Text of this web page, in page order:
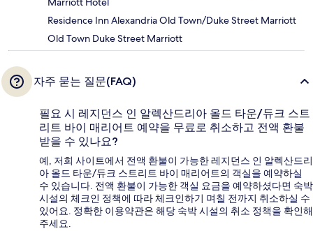
Residence Inn Alexandria Old Town/Duke Street Marriott
Old Town Duke Street Marriott
자주 묻는 질문(FAQ)
필요 시 레지던스 인 알렉산드리아 올드 타운/듀크 스트
리트 바이 매리어트 예약을 무료로 취소하고 전액 환불
받을 수 있나요?
예, 저희 사이트에서 전액 환불이 가능한 레지던스 인 알렉산드리
아 올드 타운/듀크 스트리트 바이 매리어트의 객실을 예약하실
수 있습니다. 전액 환불이 가능한 객실 요금을 예약하셨다면 숙박
시설의 체크인 정책에 따라 체크인하기 며칠 전까지 취소하실 수
있어요. 정확한 이용약관은 해당 숙박 시설의 취소 정책을 확인해
주세요.